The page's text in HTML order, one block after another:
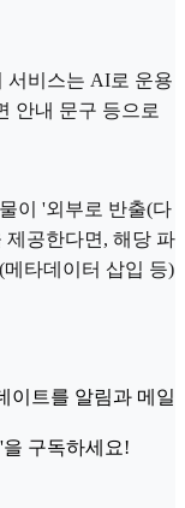
서비스는 AI로 운용
안내 문구 등으로
이 '외부로 반출(다
제공한다면, 해당 파
타데이터 삽입 등)
이트를 알림과 메일
을 구독하세요!